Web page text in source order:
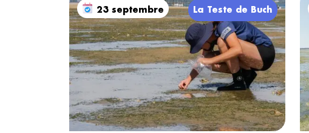
23 septembre La Teste de Buch